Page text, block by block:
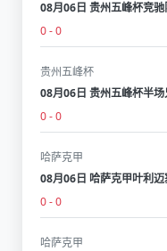
08月06日 贵州五峰杯竞
0 - 0
贵州五峰杯
08月06日 贵州五峰杯半
0 - 0
哈萨克甲
08月06日 哈萨克甲叶利
0 - 0
哈萨克甲